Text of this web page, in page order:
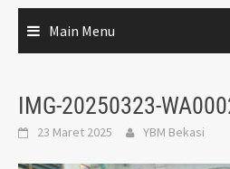
Main Menu
IMG-20250323-
23 Maret 2025 YBM Bekasi